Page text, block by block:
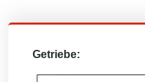
Getriebe: